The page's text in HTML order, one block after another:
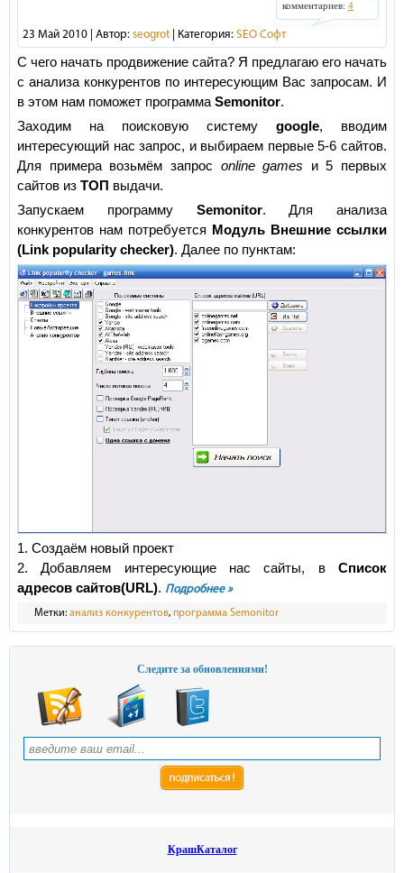
комментариев: 4
23 Май 2010 | Автор: seogrot | Категория: SEO Софт
С чего начать продвижение сайта? Я предлагаю его начать
с анализа конкурентов по интересующим Вас запросам. И
в этом нам поможет программаSemonitor.
Заходим на поисковую систему google, вводим
интересующий нас запрос, и выбираем первые 5-6 сайтов.
Для примера возьмём запрос online games и 5 первых
сайтов из ТОП выдачи.
Запускаем программу Semonitor. Для анализа
конкурентов нам потребуется Модуль Внешние ссылки
(Link popularity checker). Далее по пунктам:
1. Создаём новый проект
2. Добавляем интересующие нас сайты, в Список
адресов сайтов(URL). Подробнее »
Метки: анализ конкурентов, программа Semonitor
Следите за обновлениями!
КрашКаталог